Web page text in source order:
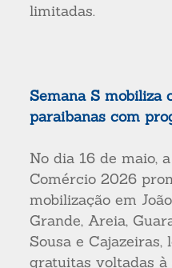
limitadas.
Semana S mobiliza
paraibanas com
No dia 16 de maio,
Comércio 2026
mobilização em
Grande, Areia,
Sousa e Cajazeiras,
gratuitas voltadas à